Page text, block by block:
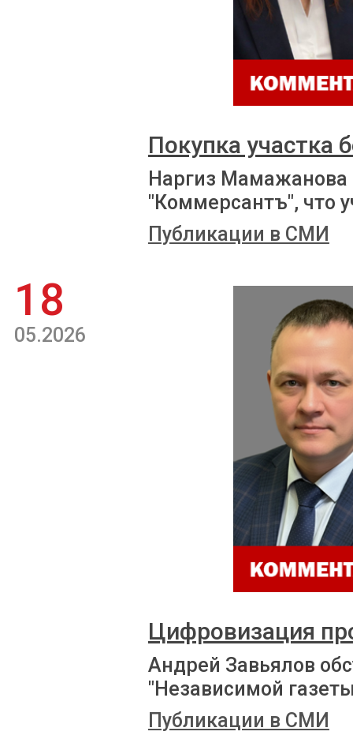
Покупка участка
Наргиз Мамажанова
"Коммерсантъ", что
Публикации в СМИ
18
05.2026
Цифровизация
Андрей Завьялов
"Независимой
Публикации в СМИ